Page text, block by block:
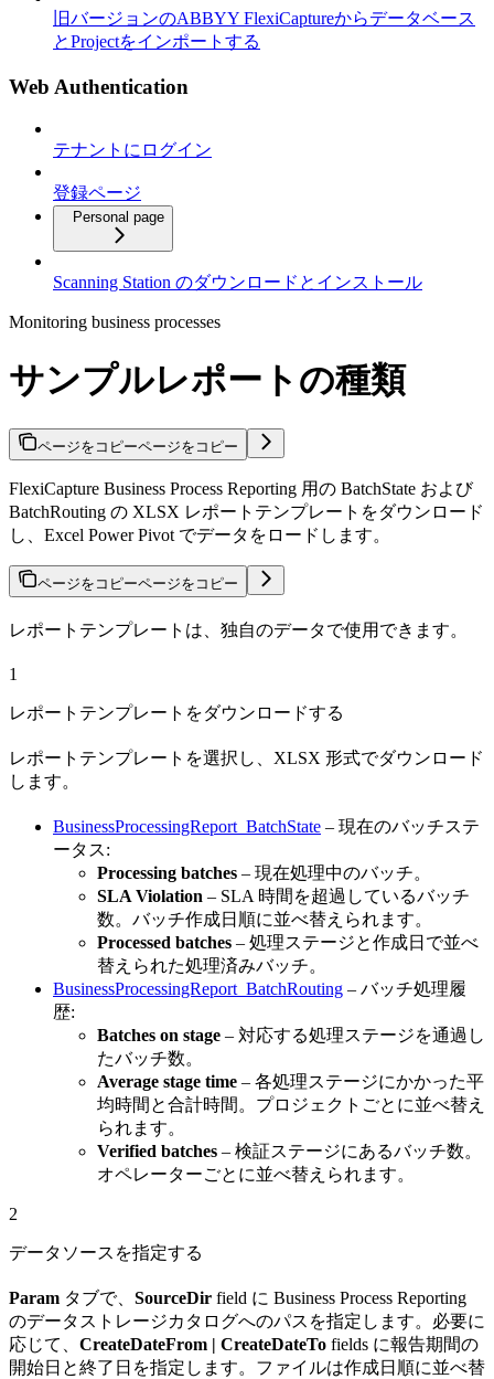
旧バージョンのABBYY FlexiCaptureからデータベース
とProjectをインポートする
Web Authentication
テナントにログイン
登録ページ
Personal page
Scanning Station のダウンロードとインストール
Monitoring business processes
サンプルレポートの種類
ページをコピーページをコピー
FlexiCapture Business Process Reporting 用の BatchState および
BatchRouting の XLSX レポートテンプレートをダウンロード
し、Excel Power Pivot でデータをロードします。
ページをコピーページをコピー
レポートテンプレートは、独自のデータで使用できます。
1
レポートテンプレートをダウンロードする
レポートテンプレートを選択し、XLSX 形式でダウンロード
します。
BusinessProcessingReport_BatchState – 現在のバッチステ
ータス:
Processing batches – 現在処理中のバッチ。
SLA Violation – SLA 時間を超過しているバッチ
数。バッチ作成日順に並べ替えられます。
Processed batches – 処理ステージと作成日で並べ
替えられた処理済みバッチ。
BusinessProcessingReport_BatchRouting – バッチ処理履
歴:
Batches on stage – 対応する処理ステージを通過し
たバッチ数。
Average stage time – 各処理ステージにかかった平
均時間と合計時間。プロジェクトごとに並べ替え
られます。
Verified batches – 検証ステージにあるバッチ数。
オペレーターごとに並べ替えられます。
2
データソースを指定する
Param タブで、 SourceDir field に Business Process Reporting
のデータストレージカタログへのパスを指定します。必要に
応じて、 CreateDateFrom | CreateDateTo fields に報告期間の
開始日と終了日を指定します。ファイルは作成日順に並べ替